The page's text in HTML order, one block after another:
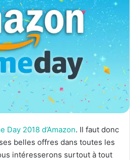
Day 2018 d’Amazon. Il faut donc
belles offres dans toutes les
intéresserons surtout à tout